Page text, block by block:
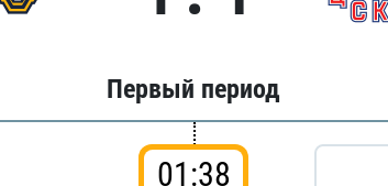
Первый период
01:38